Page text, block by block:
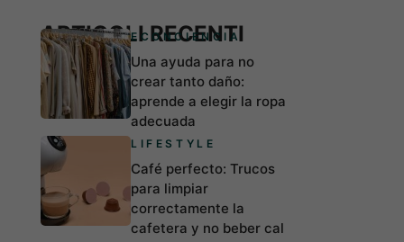
ARTICOLI RECENTI
ECONCIENCIA
Una ayuda para no
crear tanto daño:
aprende a elegir la ropa
adecuada
LIFESTYLE
Café perfecto: Trucos
para limpiar
correctamente la
cafetera y no beber cal